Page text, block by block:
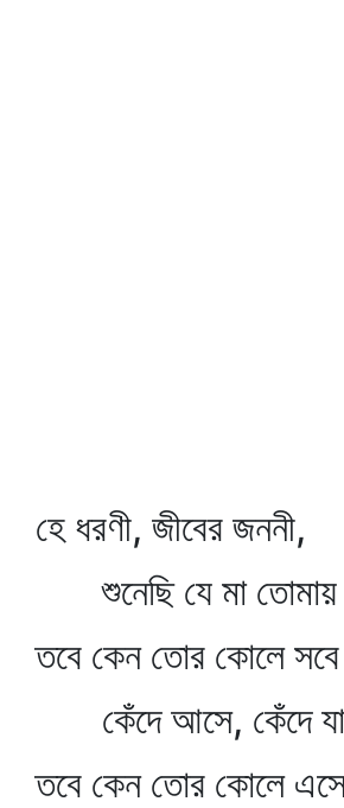
হে ধরণী, জীবের জননী,
শুনেছি যে মা তোমায়
তবে কেন তোর কোলে সবে
কেঁদে আসে, কেঁদে
তবে কেন তোর কোলে